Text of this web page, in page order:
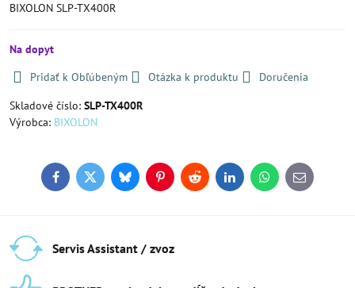
BIXOLON SLP-TX400R
Na dopyt
Pridať k Obľúbeným
Otázka k produktu
Doručenia
Skladové číslo: SLP-TX400R
Výrobca: BIXOLON
FacebookTwitterBlueskyPinterestReddit LinkedInWhatsApp
E-
mail
Servis Assistant / zvoz